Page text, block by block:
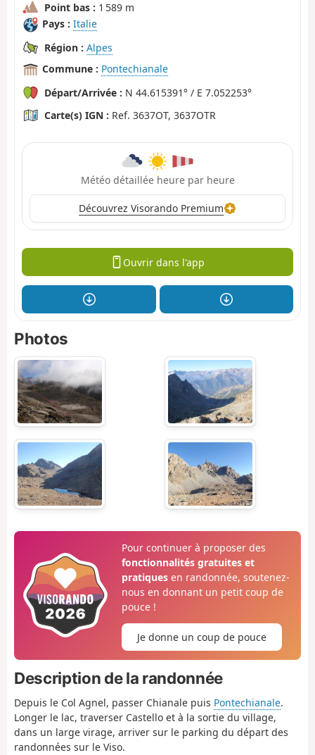
Point bas : 1 589 m
Pays : Italie
Région : Alpes
Commune : Pontechianale
Départ/Arrivée : N 44.615391° / E 7.052253°
Carte(s) IGN : Ref. 3637OT, 3637OTR
Météo détaillée heure par heure
Découvrez Visorando Premium
Ouvrir dans l'app
Photos
Pour continuer à proposer des
fonctionnalités gratuites et
pratiquesen randonnée, soutenez-
nous en donnant un petit coup de
pouce !
Je donne un coup de pouce
Description de la randonnée
Depuis le Col Agnel, passer Chianale puis Pontechianale.
Longer le lac, traverser Castello et à la sortie du village,
dans un large virage, arriver sur le parking du départ des
randonnées sur le Viso.